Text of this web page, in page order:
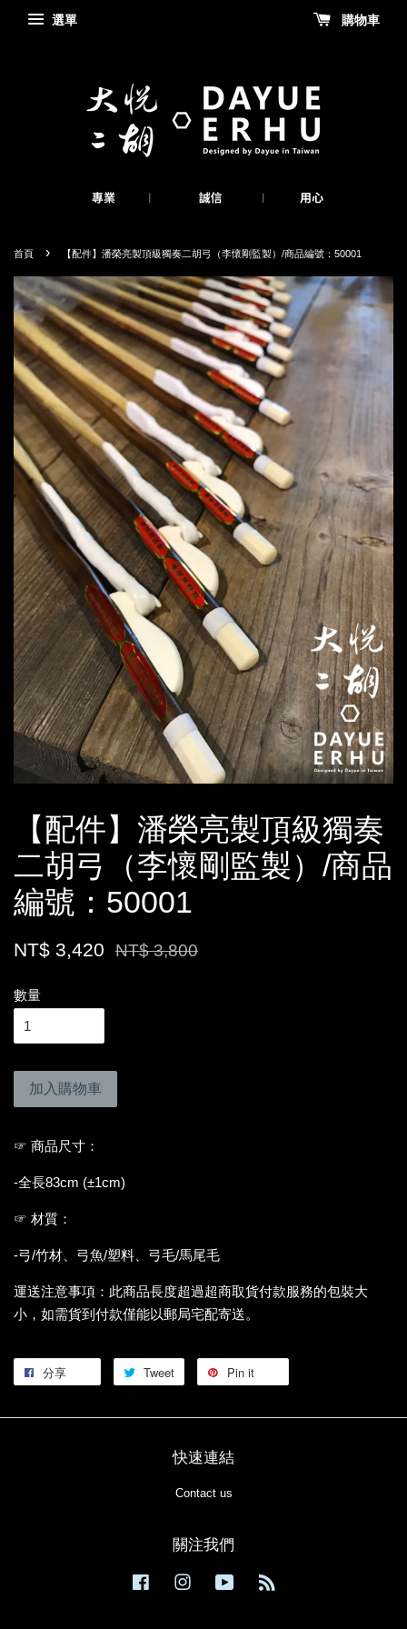
選單 購物車
首頁 › 【配件】潘榮亮製頂級獨奏二胡弓（李懷剛監製）/商品編號：50001
【配件】潘榮亮製頂級獨奏
二胡弓（李懷剛監製）/商品
編號：50001
NT$ 3,420 NT$ 3,800
數量
加入購物車
☞ 商品尺寸：
-全長83cm (±1cm)
☞ 材質：
-弓/竹材、弓魚/塑料、弓毛/馬尾毛
運送注意事項：此商品長度超過超商取貨付款服務的包裝大
小，如需貨到付款僅能以郵局宅配寄送。
分享 Tweet Pin it
快速連結
Contact us
關注我們
Facebook Instagram YouTube